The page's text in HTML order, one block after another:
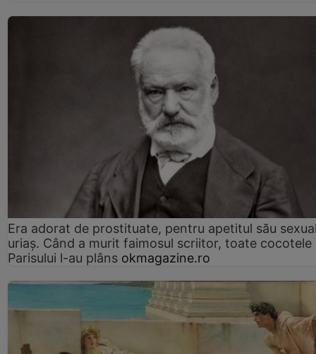
Era adorat de prostituate, pentru apetitul său
uriaș. Când a murit faimosul scriitor, toate cocotele
Parisului l-au plâns okmagazine.ro